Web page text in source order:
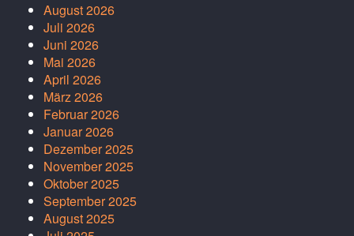
August 2026
Juli 2026
Juni 2026
Mai 2026
April 2026
März 2026
Februar 2026
Januar 2026
Dezember 2025
November 2025
Oktober 2025
September 2025
August 2025